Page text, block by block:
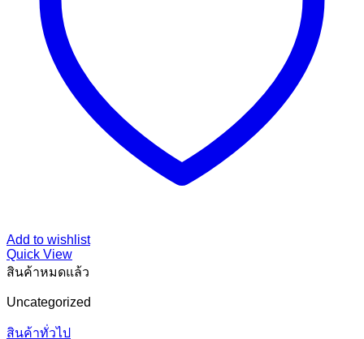
Add to wishlist
Quick View
สินค้าหมดแล้ว
Uncategorized
สินค้าทั่วไป